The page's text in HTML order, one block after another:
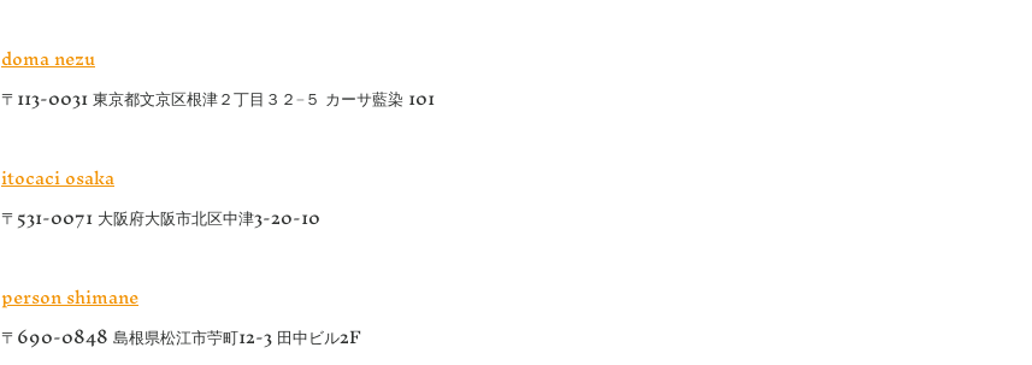
doma nezu
〒113-0031 東京都文京区根津２丁目３２−５ カーサ藍染 101
itocaci osaka
〒531-0071 大阪府大阪市北区中津3-20-10
person shimane
〒690-0848 島根県松江市苧町12-3 田中ビル2F